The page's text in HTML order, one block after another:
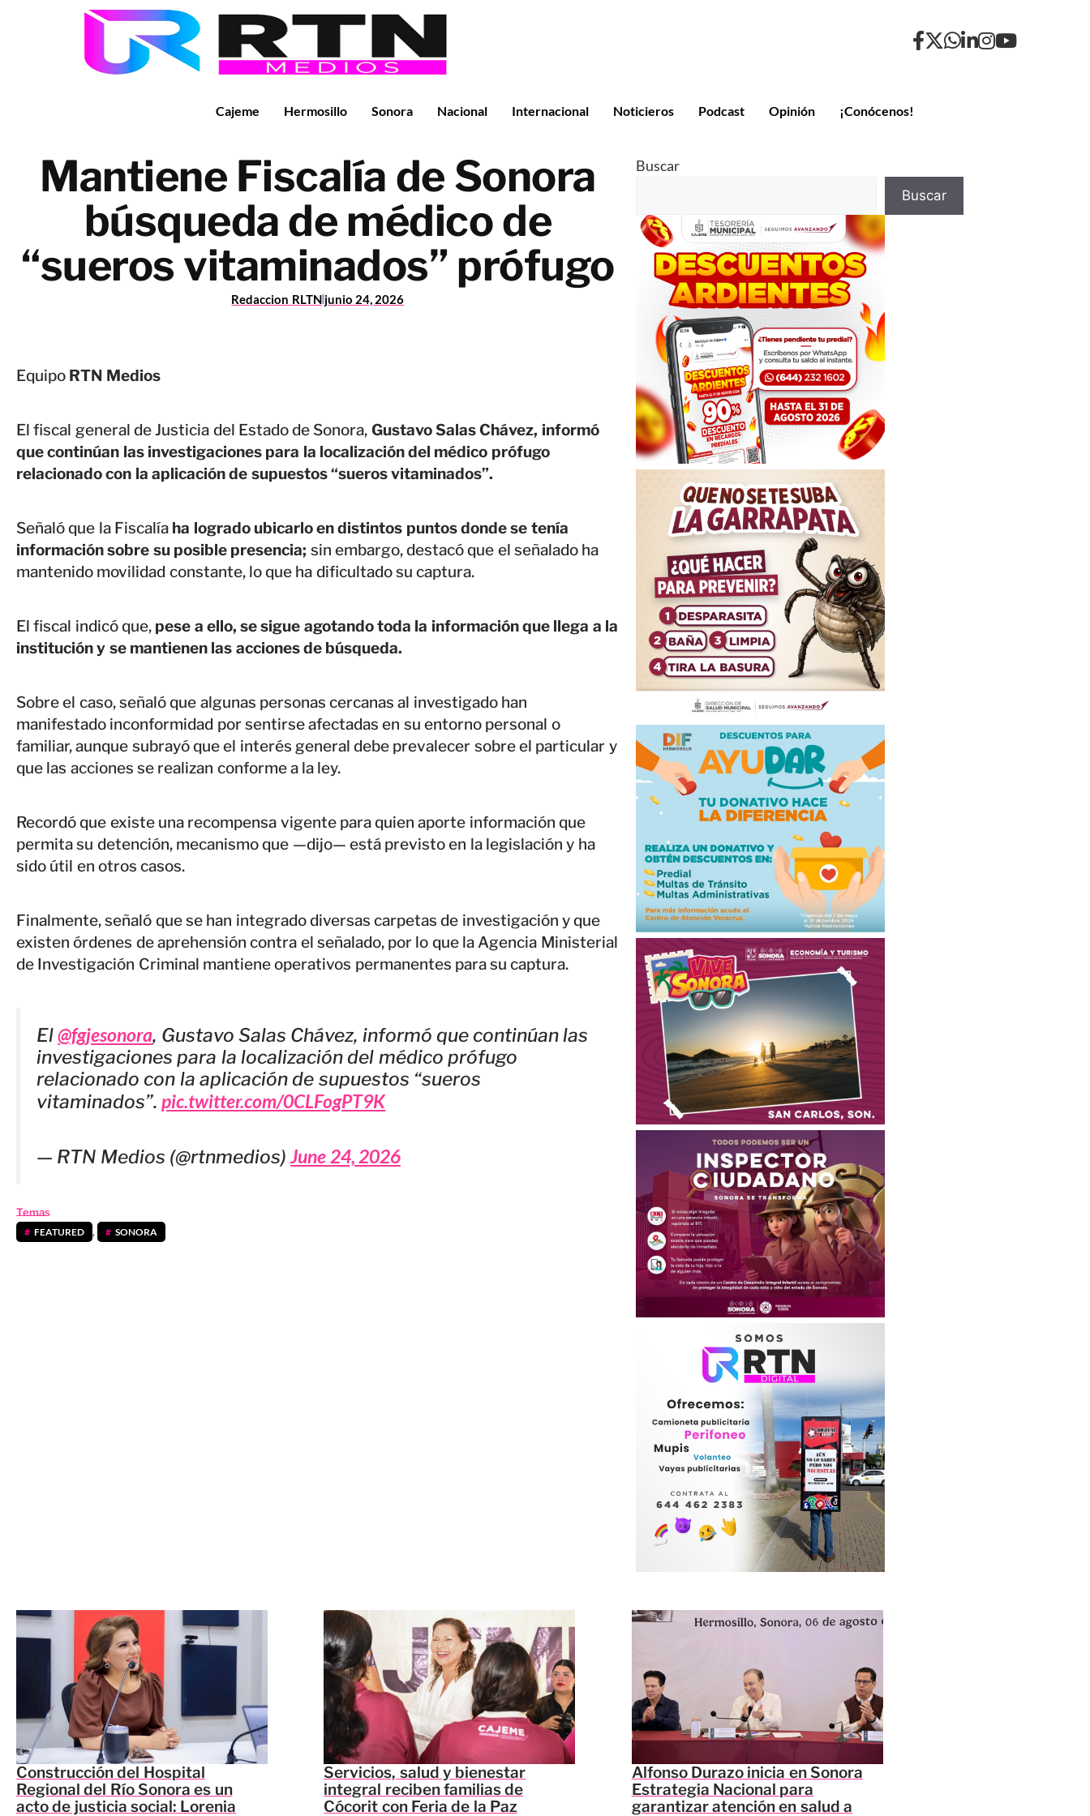
Cajeme Hermosillo Sonora Nacional Internacional Noticieros Podcast Opinión ¡Conócenos!
Mantiene Fiscalía de Sonora
búsqueda de médico de
“sueros vitaminados” prófugo
Redaccion RLTNjunio 24, 2026
Equipo RTN Medios
El fiscal general de Justicia del Estado de Sonora, Gustavo Salas Chávez, informó
que continúan las investigaciones para la localización del médico prófugo
relacionado con la aplicación de supuestos “sueros vitaminados”.
Señaló que la Fiscalíaha logrado ubicarlo en distintos puntos donde se tenía
información sobre su posible presencia; sin embargo, destacó que el señalado ha
mantenido movilidad constante, lo que ha dificultado su captura.
El fiscal indicó que, pese a ello, se sigue agotando toda la información que llega a la
institución y se mantienen las acciones de búsqueda.
Sobre el caso, señaló que algunas personas cercanas al investigado han
manifestado inconformidad por sentirse afectadas en su entorno personal o
familiar, aunque subrayó que el interés general debe prevalecer sobre el particular y
que las acciones se realizan conforme a la ley.
Recordó que existe una recompensa vigente para quien aporte información que
permita su detención, mecanismo que —dijo— está previsto en la legislación y ha
sido útil en otros casos.
Finalmente, señaló que se han integrado diversas carpetas de investigación y que
existen órdenes de aprehensión contra el señalado, por lo que la Agencia Ministerial
de Investigación Criminal mantiene operativos permanentes para su captura.
El@fgjesonora, Gustavo Salas Chávez, informó que continúan las
investigaciones para la localización del médico prófugo
relacionado con la aplicación de supuestos “sueros
vitaminados”.pic.twitter.com/0CLFogPT9K
— RTN Medios (@rtnmedios)June 24, 2026
Temas
FEATURED , SONORA
Buscar
Buscar
Construcción del Hospital
Regional del Río Sonora es un
acto de justicia social: Lorenia
Servicios, salud y bienestar
integral reciben familias de
Cócorit con Feria de la Paz
Alfonso Durazo inicia en Sonora
Estrategia Nacional para
garantizar atención en salud a